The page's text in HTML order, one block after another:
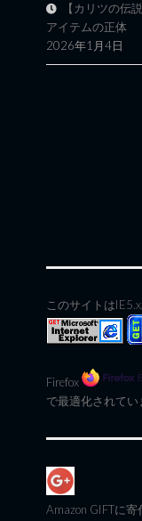
【カリツの伝
アイテムの正体
2026年1月4日
このサイトは
Firefox
で最適化されてい
Amazon GIFTに寄